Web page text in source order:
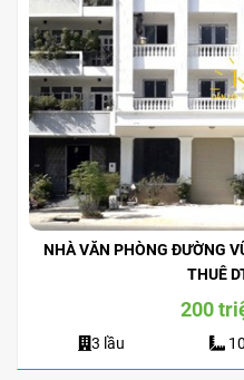
NHÀ VĂN PHÒNG ĐƯỜNG VŨ
THUÊ
200
3 lầu